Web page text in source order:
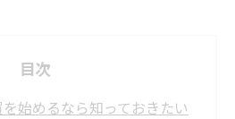
目次
始めるなら知っておきたい